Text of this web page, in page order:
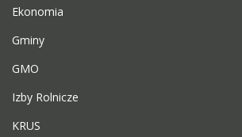
Ekonomia
Gminy
GMO
Izby Rolnicze
KRUS